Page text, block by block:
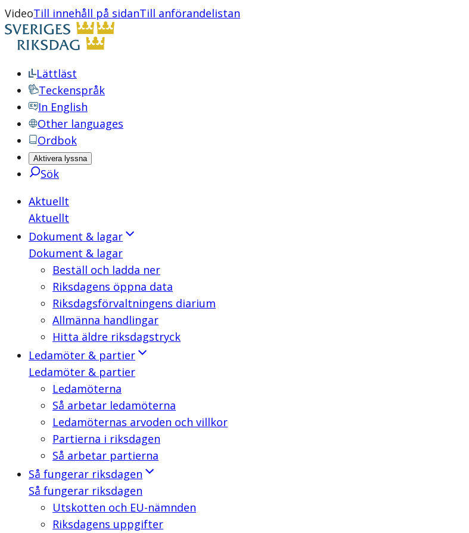
VideoTill innehåll på sidanTill anförandelistan
Lättläst
Teckenspråk
In English
Other languages
Ordbok
Aktivera lyssna
Sök
Aktuellt
Aktuellt
Dokument & lagar
Dokument & lagar
Beställ och ladda ner
Riksdagens öppna data
Riksdagsförvaltningens diarium
Allmänna handlingar
Hitta äldre riksdagstryck
Ledamöter & partier
Ledamöter & partier
Ledamöterna
Så arbetar ledamöterna
Ledamöternas arvoden och villkor
Partierna i riksdagen
Så arbetar partierna
Så fungerar riksdagen
Så fungerar riksdagen
Utskotten och EU-nämnden
Riksdagens uppgifter